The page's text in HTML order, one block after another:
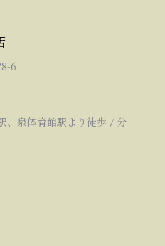
6
泉体育館駅より徒歩７分